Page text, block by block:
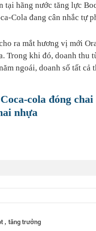
tại hãng nước tăng lực
Cola đang cân nhắc tự
ra mắt hương vị mới
Trong khi đó, doanh thu
ngoái, doanh số tất cả
cola đóng
nhựa
, tăng trưởng